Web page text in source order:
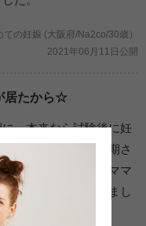
の妊娠 (大阪府/Na2co/30歳）
2021年06月11日公開
居たから☆
。本来なら試験後に妊
ないし試験も再延期さ
試験を受けた先輩ママ
がらも無事妊娠しまし